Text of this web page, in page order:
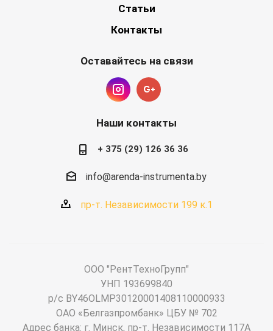
Статьи
Контакты
Оставайтесь на связи
Наши контакты
+ 375 (29) 126 36 36
info@arenda-instrumenta.by
пр-т. Независимости 199 к.1
ООО "РентТехноГрупп"
УНП 193699840
р/с BY46OLMP30120001408110000933
ОАО «Белгазпромбанк» ЦБУ № 702
Адрес банка: г. Минск, пр-т. Независимости 117А